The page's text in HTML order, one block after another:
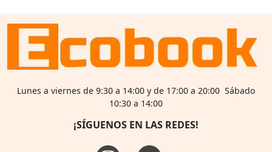
Lunes a viernes de 9:30 a 14:00 y de 17:00 a 20:00 Sábado
10:30 a 14:00
¡SÍGUENOS EN LAS REDES!